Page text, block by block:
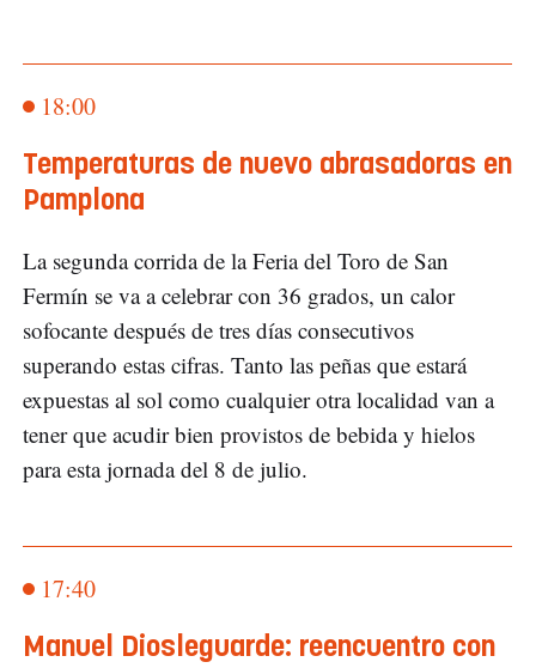
18:00
Temperaturas de nuevo abrasadoras en
Pamplona
La segunda corrida de la Feria del Toro de San
Fermín se va a celebrar con 36 grados, un calor
sofocante después de tres días consecutivos
superando estas cifras. Tanto las peñas que estará
expuestas al sol como cualquier otra localidad van a
tener que acudir bien provistos de bebida y hielos
para esta jornada del 8 de julio.
17:40
Manuel Diosleguarde: reencuentro con